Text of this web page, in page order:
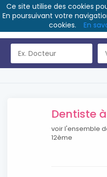
Dentiste
voir l'ensemble
12ème
Ce site utilise des cookies
En poursuivant votre
cookies.
En